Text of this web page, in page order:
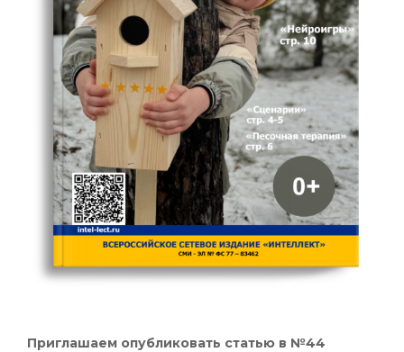
Приглашаем опубликовать статью в №44